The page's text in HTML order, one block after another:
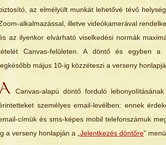
az elmélyült munkát lehetővé tévő
alkalmazással, illetve videókamerával
az ilyenkor elvárható viselkedési normák
Canvas-felületen. A döntő és egyben a
május 10-ig közzéteszi a verseny
A
Canvas-alapú döntő forduló
személyes email-levélben: ennek
címük és sms-képes mobil telefonszámuk
a verseny honlapján a „ Jelentkezés döntőre”